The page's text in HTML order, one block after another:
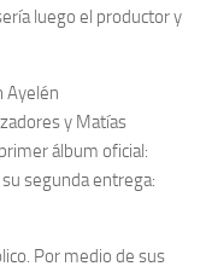
luego el productor y
Ayelén
y Matías
álbum oficial:
segunda entrega:
Por medio de sus